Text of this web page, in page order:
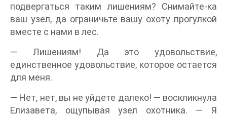
подвергаться таким лишениям? Снимайте-ка
ваш узел, да ограничьте вашу охоту прогулкой
вместе с нами в лес.
— Лишениям! Да это удовольствие,
единственное удовольствие, которое остается
для меня.
— Нет, нет, вы не уйдете далеко! — воскликнула
Елизавета, ощупывая узел охотника. — Я